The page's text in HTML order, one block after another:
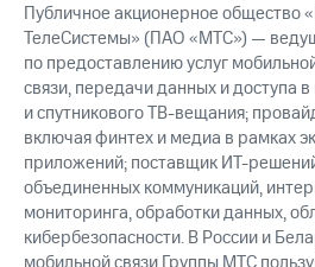
Публичное акционерное общество
ТелеСистемы» (ПАО «МТС») —
по предоставлению услуг
связи, передачи данных и доступа
и спутникового ТВ-вещания;
включая финтех и медиа в рамках
приложений; поставщик ИТ-
объединенных коммуникаций,
мониторинга, обработки данных,
кибербезопасности. В России и